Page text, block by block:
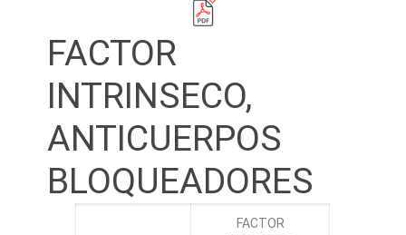
FACTOR
INTRINSECO,
ANTICUERPOS
BLOQUEADORES
FACTOR